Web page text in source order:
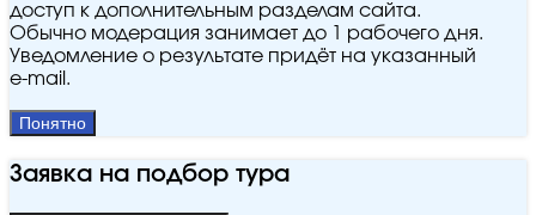
доступ к дополнительным разделам сайта.
Обычно модерация занимает до 1 рабочего дня.
Уведомление о результате придёт на указанный
e‑mail.
Понятно
Заявка на подбор тура